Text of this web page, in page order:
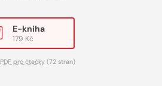
E-kniha
179 Kč
PDF pro čtečky(72 stran)